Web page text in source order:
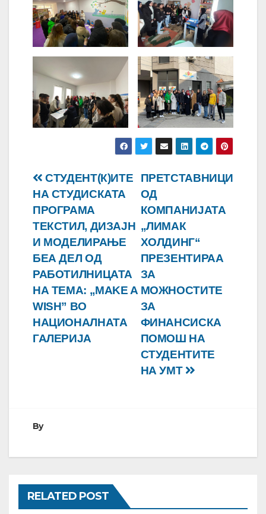
Навигација
на
напис
ПРЕТСТАВНИЦИ
ОД
КОМПАНИЈАТА
„ЛИМАК
ХОЛДИНГ“
ПРЕЗЕНТИРАА
ЗА
МОЖНОСТИТЕ
ЗА
ФИНАНСИСКА
ПОМОШ НА
СТУДЕНТИТЕ
НА УМТ
СТУДЕНТ(К)ИТЕ
НА СТУДИСКАТА
ПРОГРАМА
ТЕКСТИЛ, ДИЗАЈН
И МOДЕЛИРАЊЕ
БЕА ДЕЛ ОД
РАБОТИЛНИЦАТА
НА ТЕМА: „MAKE A
WISH” ВО
НАЦИОНАЛНАТА
ГАЛЕРИЈА
By
RELATED POST